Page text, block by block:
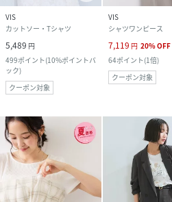
VIS
カットソー・Tシャツ
5,489 円
499ポイント(10%ポイントバ
ック)
クーポン対象
VIS
シャツワンピース
7,119 円 20%OFF
64ポイント(1倍)
クーポン対象